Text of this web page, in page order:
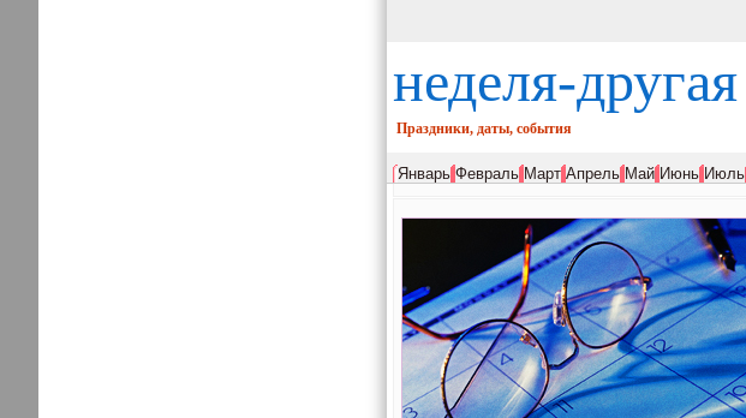
неделя-другая
Праздники, даты, события
Январь Февраль Март Апрель Май Июнь Июль